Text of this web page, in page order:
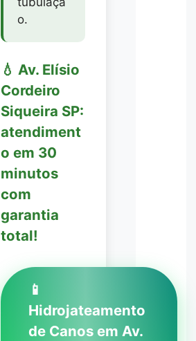
o.
💧 Av. Elísio
Cordeiro
Siqueira SP:
atendiment
o em 30
minutos
com
garantia
total!
📱
Hidrojateamento
de Canos em Av.